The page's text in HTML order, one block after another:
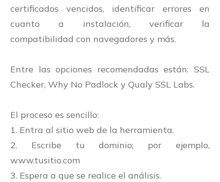
certificados vencidos, identificar errores en
cuanto a instalación, verificar la
compatibilidad con navegadores y más.
Entre las opciones recomendadas están: SSL
Checker, Why No Padlock y Qualy SSL Labs.
El proceso es sencillo:
1. Entra al sitio web de la herramienta.
2. Escribe tu dominio; por ejemplo,
www.tusitio.com
3. Espera a que se realice el análisis.